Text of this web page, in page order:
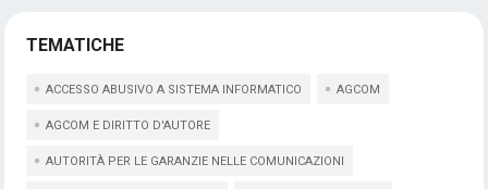
TEMATICHE
ACCESSO ABUSIVO A SISTEMA INFORMATICO AGCOM
AGCOM E DIRITTO D'AUTORE
AUTORITÀ PER LE GARANZIE NELLE COMUNICAZIONI